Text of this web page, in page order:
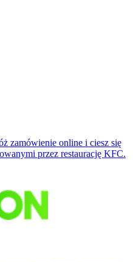
zamówienie online i ciesz się
przez restaurację KFC.